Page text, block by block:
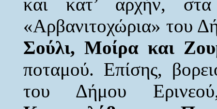
«Αρβανιτοχώρια» του
Σούλι, Μοίρα και
ποταμού. Επίσης,
του Δήμου